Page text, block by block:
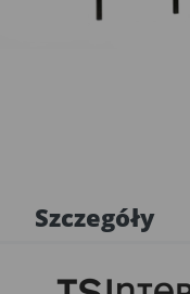
Szczegóły